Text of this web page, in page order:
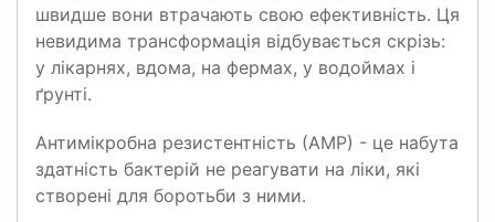
швидше вони втрачають свою ефективність. Ця
невидима трансформація відбувається скрізь:
у лікарнях, вдома, на фермах, у водоймах і
ґрунті.
Антимікробна резистентність (АМР) - це набута
здатність бактерій не реагувати на ліки, які
створені для боротьби з ними.